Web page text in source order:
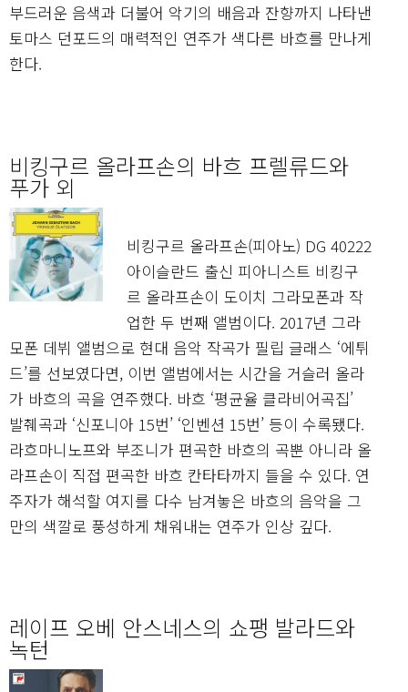
부드러운 음색과 더불어 악기의 배음과 잔향까지 나타낸
토마스 던포드의 매력적인 연주가 색다른 바흐를 만나게
한다.
비킹구르 올라프손의 바흐 프렐류드와
푸가 외
비킹구르 올라프손(피아노) DG 40222
아이슬란드 출신 피아니스트 비킹구
르 올라프손이 도이치 그라모폰과 작
업한 두 번째 앨범이다. 2017년 그라
모폰 데뷔 앨범으로 현대 음악 작곡가 필립 글래스 ‘에튀
드’를 선보였다면, 이번 앨범에서는 시간을 거슬러 올라
가 바흐의 곡을 연주했다. 바흐 ‘평균율 클라비어곡집’
발췌곡과 ‘신포니아 15번’ ‘인벤션 15번’ 등이 수록됐다.
라흐마니노프와 부조니가 편곡한 바흐의 곡뿐 아니라 올
라프손이 직접 편곡한 바흐 칸타타까지 들을 수 있다. 연
주자가 해석할 여지를 다수 남겨놓은 바흐의 음악을 그
만의 색깔로 풍성하게 채워내는 연주가 인상 깊다.
레이프 오베 안스네스의 쇼팽 발라드와
녹턴